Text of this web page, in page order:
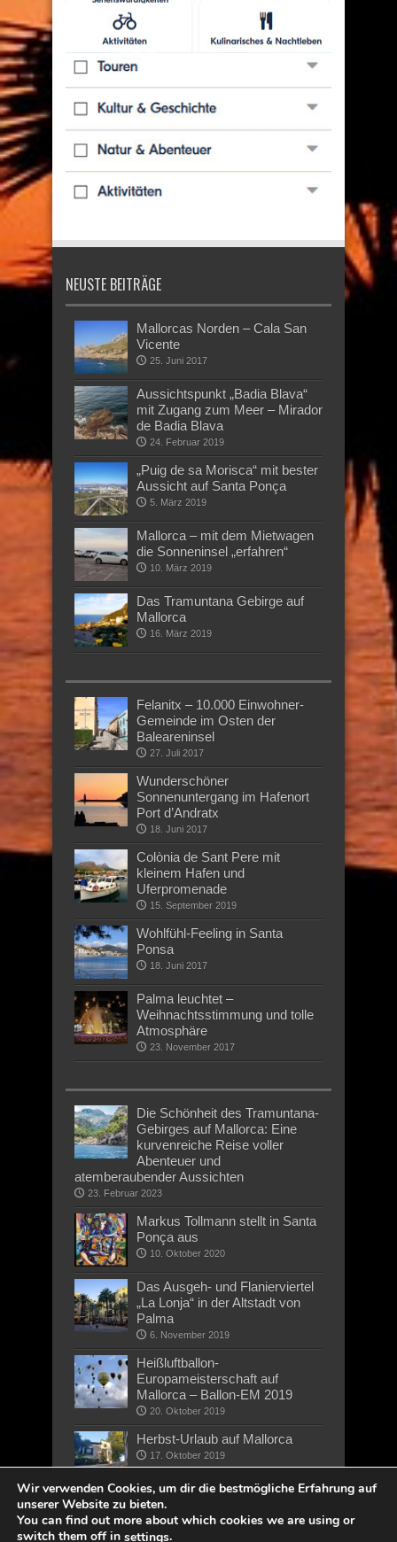
NEUSTE BEITRÄGE
Mallorcas Norden – Cala San
Vicente
25. Juni 2017
Aussichtspunkt „Badia Blava“
mit Zugang zum Meer – Mirador
de Badia Blava
24. Februar 2019
„Puig de sa Morisca“ mit bester
Aussicht auf Santa Ponça
5. März 2019
Mallorca – mit dem Mietwagen
die Sonneninsel „erfahren“
10. März 2019
Das Tramuntana Gebirge auf
Mallorca
16. März 2019
Felanitx – 10.000 Einwohner-
Gemeinde im Osten der
Baleareninsel
27. Juli 2017
Wunderschöner
Sonnenuntergang im Hafenort
Port d’Andratx
18. Juni 2017
Colònia de Sant Pere mit
kleinem Hafen und
Uferpromenade
15. September 2019
Wohlfühl-Feeling in Santa
Ponsa
18. Juni 2017
Palma leuchtet –
Weihnachtsstimmung und tolle
Atmosphäre
23. November 2017
Die Schönheit des Tramuntana-
Gebirges auf Mallorca: Eine
kurvenreiche Reise voller
Abenteuer und
atemberaubender Aussichten
23. Februar 2023
Markus Tollmann stellt in Santa
Ponça aus
10. Oktober 2020
Das Ausgeh- und Flanierviertel
„La Lonja“ in der Altstadt von
Palma
6. November 2019
Heißluftballon-
Europameisterschaft auf
Mallorca – Ballon-EM 2019
20. Oktober 2019
Herbst-Urlaub auf Mallorca
17. Oktober 2019
Wir verwenden Cookies, um dir die bestmögliche Erfahrung auf
unserer Website zu bieten.
You can find out more about which cookies we are using or
switch them off in settings.